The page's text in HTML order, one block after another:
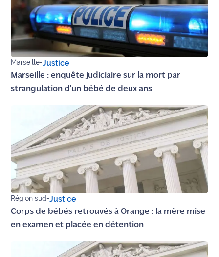
rouge
Maritima
L'anecdote
mon
club
Maritima
Bon
plan
sortie
Nous
contacter
Marseille-Justice
Marseille : enquête judiciaire sur la mort par
strangulation d'un bébé de deux ans
Région sud-Justice
Corps de bébés retrouvés à Orange : la mère mise
en examen et placée en détention